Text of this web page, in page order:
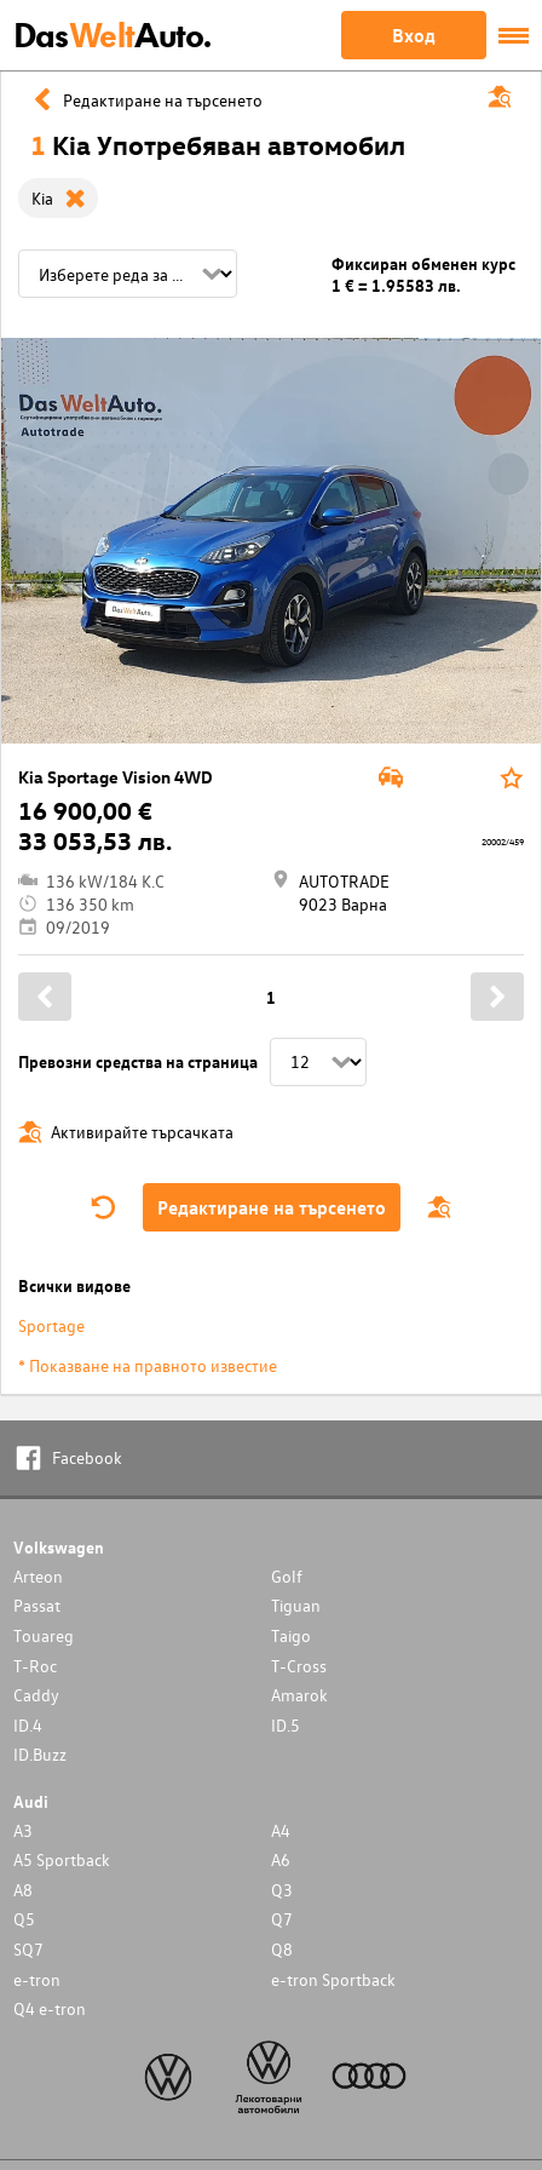
DasWeltAuto. Вход
Редактиране на търсенето
1 Kia Употребяван автомобил
Kia
Фиксиран обменен курс
1 € = 1.95583 лв.
Kia Sportage Vision 4WD
16 900,00 €
33 053,53 лв.
136 kW/184 K.C
136 350 km
09/2019
AUTOTRADE
9023 Варна
20002/459
Превозни средства на страница
1
Активирайте търсачката
Редактиране на търсенето
Всички видове
Sportage
* Показване на правното известие
Facebook
Volkswagen
Arteon
Golf
Passat
Tiguan
Touareg
Taigo
T-Roc
T-Cross
Caddy
Amarok
ID.4
ID.5
ID.Buzz
Audi
A3
A4
A5 Sportback
A6
A8
Q3
Q5
Q7
SQ7
Q8
e-tron
e-tron Sportback
Q4 e-tron